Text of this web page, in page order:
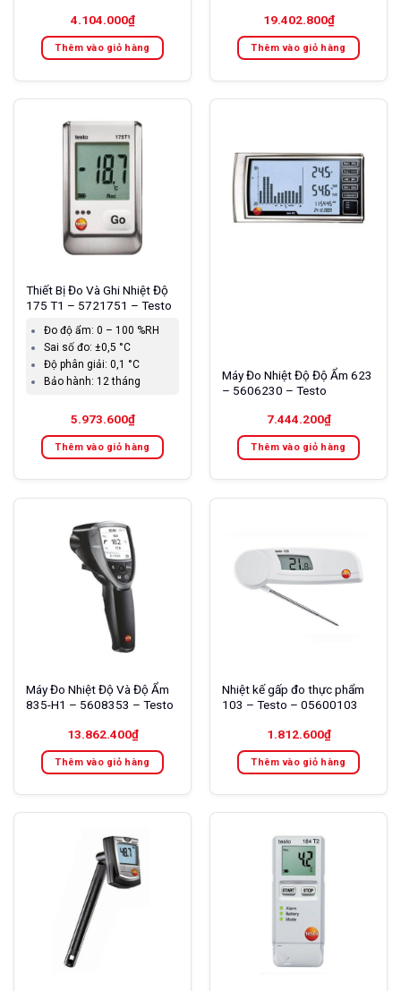
4.104.000₫
Thêm vào giỏ hàng
19.402.800₫
Thêm vào giỏ hàng
Thiết Bị Đo Và Ghi Nhiệt Độ
175 T1 – 5721751 – Testo
Đo độ ẩm: 0 – 100 %RH
Sai số đo: ±0,5 °C
Độ phân giải: 0,1 °C
Bảo hành: 12 tháng
5.973.600₫
Thêm vào giỏ hàng
Máy Đo Nhiệt Độ Độ Ẩm 623
– 5606230 – Testo
7.444.200₫
Thêm vào giỏ hàng
Máy Đo Nhiệt Độ Và Độ Ẩm
835-H1 – 5608353 – Testo
13.862.400₫
Thêm vào giỏ hàng
Nhiệt kế gấp đo thực phẩm
103 – Testo – 05600103
1.812.600₫
Thêm vào giỏ hàng